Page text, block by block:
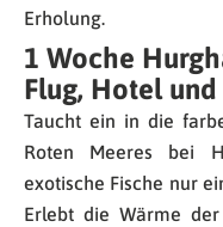
Erholung.
1 Woche
Flug, Hotel und
Taucht ein in die
Roten Meeres bei
exotische Fische nur
Erlebt die Wärme